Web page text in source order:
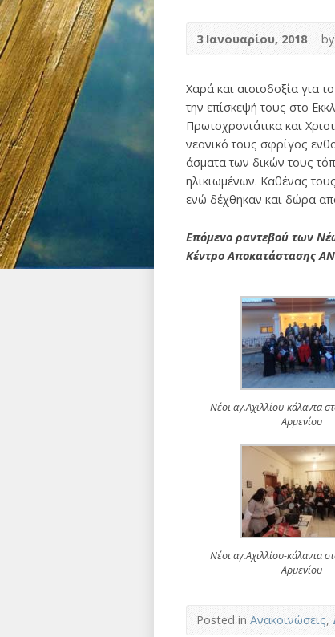
3 Ιανουαρίου, 2018 by
Χαρά και αισιοδοξία για
την επίσκεψή τους στο
Πρωτοχρονιάτικα και
νεανικό τους σφρίγος
άσματα των δικών τους
ηλικιωμένων. Καθένας
ενώ δέχθηκαν και δώρα
Επόμενο ραντεβού των
Κέντρο Αποκατάστασης
Νέοι αγ.Αχιλλίου-κάλαντα
Αρμενίου
Νέοι αγ.Αχιλλίου-κάλαντα
Αρμενίου
Posted inΑνακοινώσεις,